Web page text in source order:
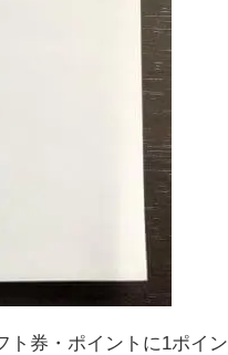
ト券・ポイントに1ポイン